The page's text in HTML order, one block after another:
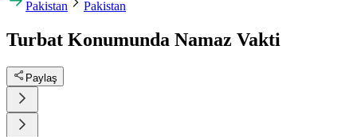
Pakistan Pakistan
Turbat Konumunda Namaz Vakti
Paylaş